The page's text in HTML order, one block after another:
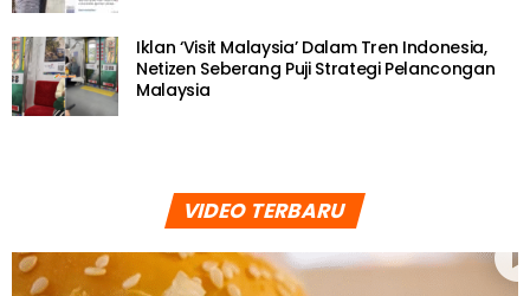
Iklan ‘Visit Malaysia’ Dalam Tren Indonesia,
Netizen Seberang Puji Strategi Pelancongan
Malaysia
VIDEO TERBARU